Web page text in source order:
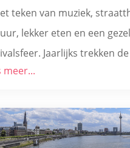
teken van muziek,
lekker eten en een
Jaarlijks trekken
meer...